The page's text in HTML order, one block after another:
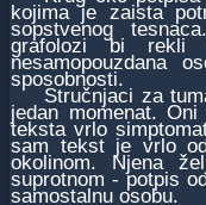
kojima je zaista
sopstvenog
grafolozi bi rekli
nesamopouzdana
sposobnosti.
Stručnjaci za
jedan momenat.
teksta vrlo
sam tekst je vrlo
okolinom. Njena
suprotnom - potpis
samostalnu osobu.